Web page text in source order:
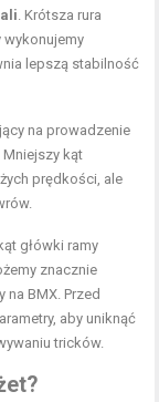
. Krótsza rura
lepszą stabilność
na prowadzenie
. Mniejszy kąt
prędkości, ale
główki ramy
znacznie
BMX. Przed
aby uniknąć
tricków.